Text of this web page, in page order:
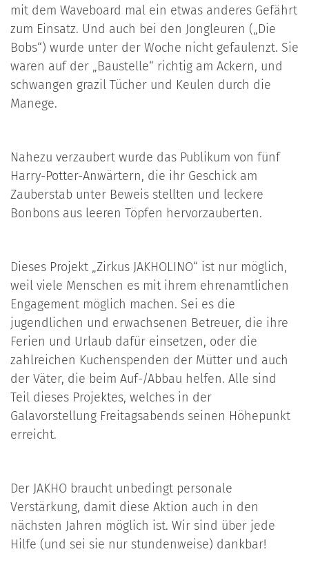
mit dem Waveboard mal ein etwas anderes Gefährt
zum Einsatz. Und auch bei den Jongleuren („Die
Bobs“) wurde unter der Woche nicht gefaulenzt. Sie
waren auf der „Baustelle“ richtig am Ackern, und
schwangen grazil Tücher und Keulen durch die
Manege.
Nahezu verzaubert wurde das Publikum von fünf
Harry-Potter-Anwärtern, die ihr Geschick am
Zauberstab unter Beweis stellten und leckere
Bonbons aus leeren Töpfen hervorzauberten.
Dieses Projekt „Zirkus JAKHOLINO“ ist nur möglich,
weil viele Menschen es mit ihrem ehrenamtlichen
Engagement möglich machen. Sei es die
jugendlichen und erwachsenen Betreuer, die ihre
Ferien und Urlaub dafür einsetzen, oder die
zahlreichen Kuchenspenden der Mütter und auch
der Väter, die beim Auf-/Abbau helfen. Alle sind
Teil dieses Projektes, welches in der
Galavorstellung Freitagsabends seinen Höhepunkt
erreicht.
Der JAKHO braucht unbedingt personale
Verstärkung, damit diese Aktion auch in den
nächsten Jahren möglich ist. Wir sind über jede
Hilfe (und sei sie nur stundenweise) dankbar!